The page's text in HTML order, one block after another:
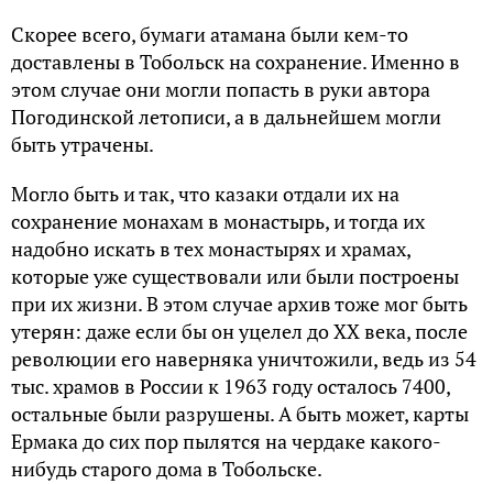
Скорее всего, бумаги атамана были кем-то
доставлены в Тобольск на сохранение. Именно в
этом случае они могли попасть в руки автора
Погодинской летописи, а в дальнейшем могли
быть утрачены.
Могло быть и так, что казаки отдали их на
сохранение монахам в монастырь, и тогда их
надобно искать в тех монастырях и храмах,
которые уже существовали или были построены
при их жизни. В этом случае архив тоже мог быть
утерян: даже если бы он уцелел до XX века, после
революции его наверняка уничтожили, ведь из 54
тыс. храмов в России к 1963 году осталось 7400,
остальные были разрушены. А быть может, карты
Ермака до сих пор пылятся на чердаке какого-
нибудь старого дома в Тобольске.